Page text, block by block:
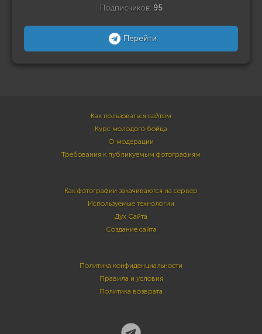
Подписчиков: 95
Перейти
Как пользоваться сайтом
Курс молодого бойца
О модерации
Требования к публикуемым фотографиям
Как фотографии закачиваются на сервер
Используемые технологии
Дух Сайта
Создание сайта
Политика конфиденциальности
Правила и условия
Политика возврата